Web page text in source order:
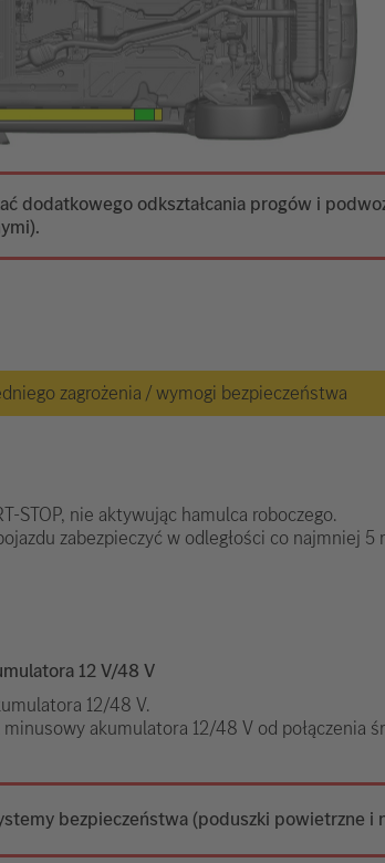
dodatkowego odkształcania progów i
zagrożenia / wymogi bezpieczeństwa
STOP, nie aktywując hamulca roboczego.
zabezpieczyć w odległości co najmniej 5
12 V/48 V
12/48 V.
minusowy akumulatora 12/48 V od
bezpieczeństwa (poduszki powietrzne